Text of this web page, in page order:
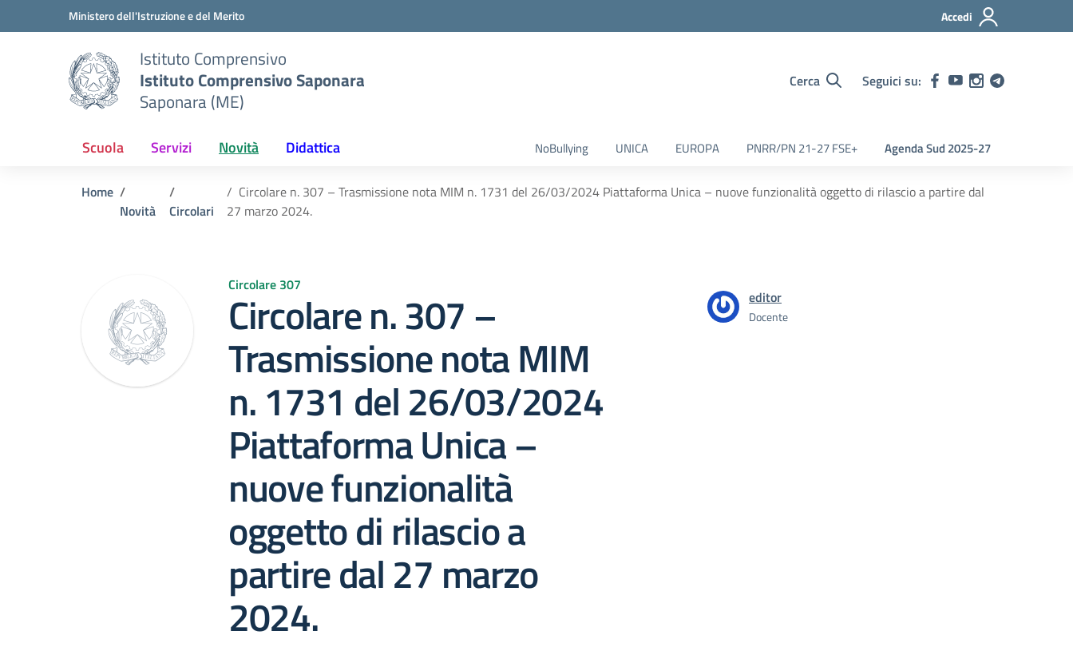
Vai ai contenuti
Vai al menu di navigazioneMinistero dell'Istruzione e del Merito Accedi
Istituto Comprensivo
Istituto Comprensivo Saponara
Saponara (ME)
Cerca Seguici su:
Scuola Servizi Novità Didattica NoBullying UNICA EUROPA PNRR/PN 21-27 FSE+ Agenda Sud 2025-27
Home
Novità
Circolari
Circolare n. 307 – Trasmissione nota MIM n. 1731 del 26/03/2024 Piattaforma Unica – nuove funzionalità oggetto di rilascio a partire dal
27 marzo 2024.
Circolare 307
Circolare n. 307 –
Trasmissione nota MIM
n. 1731 del 26/03/2024
Piattaforma Unica –
nuove funzionalità
oggetto di rilascio a
partire dal 27 marzo
2024.
editor
Docente